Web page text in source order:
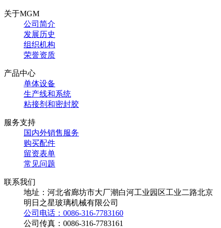
关于MGM
公司简介
发展历史
组织机构
荣誉资质
产品中心
单体设备
生产线和系统
粘接剂和密封胶
服务支持
国内外销售服务
购买配件
留资表单
常见问题
联系我们
地址：河北省廊坊市大厂潮白河工业园区工业二路北京
明日之星玻璃机械有限公司
公司电话：0086-316-7783160
公司传真：0086-316-7783161